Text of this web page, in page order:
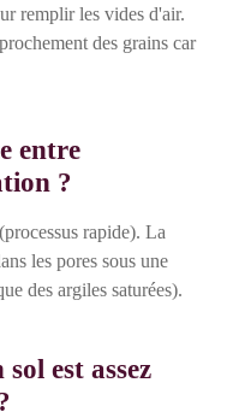
remplir les vides d'air.
des grains car
entre
?
rapide). La
les pores sous une
des argiles saturées).
est assez